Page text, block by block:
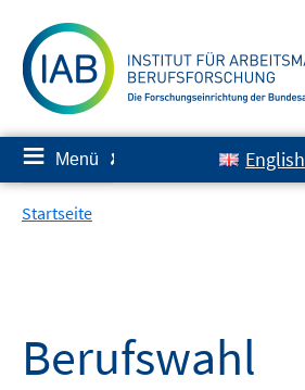
zum
Inhalt
≡ Menü ✘ English
Startseite
Berufswahl